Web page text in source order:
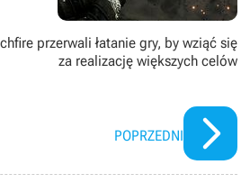
przerwali łatanie gry, by wziąć się
za realizację większych celów
POPRZEDNI